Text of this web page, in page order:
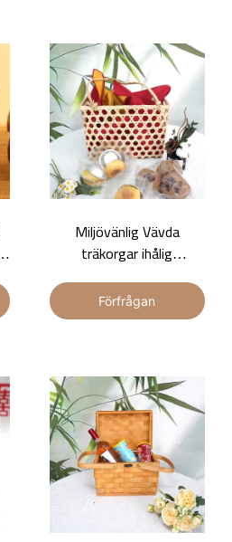
anpassas och säljas i
grossistledet.
Miljövänlig Vävda
träkorgar ihålig
förvaringskorg röd och
gul tofsdekor handvävd
Förfrågan